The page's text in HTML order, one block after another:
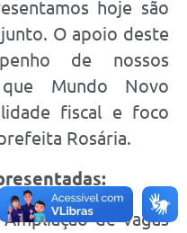
hoje são
O apoio deste
de nossos
Mundo Novo
fiscal e foco
Rosária.
de vagas